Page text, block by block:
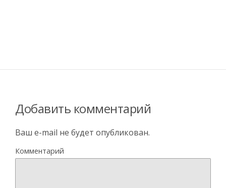
Добавить комментарий
Ваш e-mail не будет опубликован.
Комментарий